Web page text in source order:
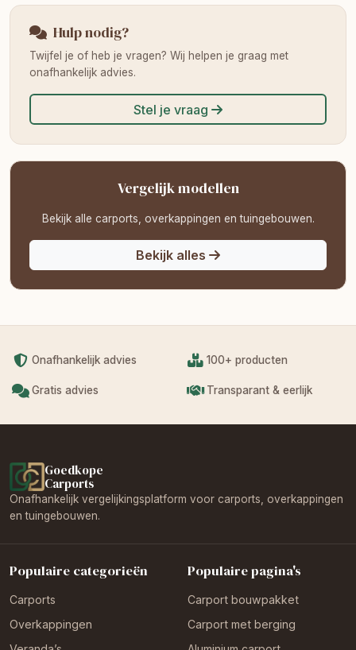
Hulp nodig?
Twijfel je of heb je vragen? Wij helpen je graag met
onafhankelijk advies.
Stel je vraag
Vergelijk modellen
Bekijk alle carports, overkappingen en tuingebouwen.
Bekijk alles
Onafhankelijk advies 100+ producten
Gratis advies Transparant & eerlijk
Goedkope
Carports
Onafhankelijk vergelijkingsplatform voor carports, overkappingen
en tuingebouwen.
Populaire categorieën
Carports
Overkappingen
Populaire pagina's
Carport bouwpakket
Carport met berging